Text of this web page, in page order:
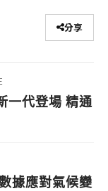
分享
一代登場 精通
據應對氣候變